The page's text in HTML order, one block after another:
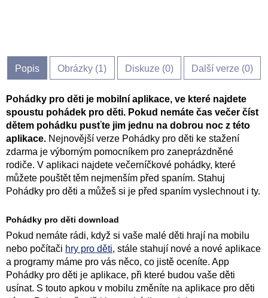
Popis Obrázky (1) Diskuze (0) Další verze (0)
Pohádky pro děti je mobilní aplikace, ve které najdete
spoustu pohádek pro děti. Pokud nemáte čas večer číst
dětem pohádku pusťte jim jednu na dobrou noc z této
aplikace. Nejnovější verze Pohádky pro děti ke stažení
zdarma je výborným pomocníkem pro zaneprázdněné
rodiče. V aplikaci najdete večerníčkové pohádky, které
můžete pouštět těm nejmenším před spaním. Stahuj
Pohádky pro děti a můžeš si je před spaním vyslechnout i ty.
Pohádky pro děti download
Pokud nemáte rádi, když si vaše malé děti hrají na mobilu
nebo počítači hry pro děti, stále stahují nové a nové aplikace
a programy máme pro vás něco, co jistě oceníte. App
Pohádky pro děti je aplikace, při které budou vaše děti
usínat. S touto apkou v mobilu změníte na aplikace pro děti